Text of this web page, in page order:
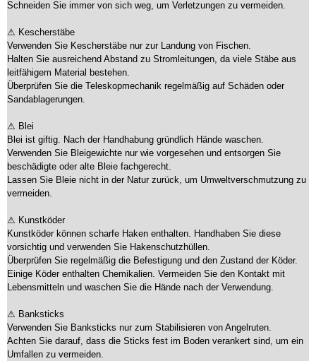
Schneiden Sie immer von sich weg, um Verletzungen zu vermeiden.
⚠ Kescherstäbe
Verwenden Sie Kescherstäbe nur zur Landung von Fischen.
Halten Sie ausreichend Abstand zu Stromleitungen, da viele Stäbe aus
leitfähigem Material bestehen.
Überprüfen Sie die Teleskopmechanik regelmäßig auf Schäden oder
Sandablagerungen.
⚠ Blei
Blei ist giftig. Nach der Handhabung gründlich Hände waschen.
Verwenden Sie Bleigewichte nur wie vorgesehen und entsorgen Sie
beschädigte oder alte Bleie fachgerecht.
Lassen Sie Bleie nicht in der Natur zurück, um Umweltverschmutzung zu
vermeiden.
⚠ Kunstköder
Kunstköder können scharfe Haken enthalten. Handhaben Sie diese
vorsichtig und verwenden Sie Hakenschutzhüllen.
Überprüfen Sie regelmäßig die Befestigung und den Zustand der Köder.
Einige Köder enthalten Chemikalien. Vermeiden Sie den Kontakt mit
Lebensmitteln und waschen Sie die Hände nach der Verwendung.
⚠ Banksticks
Verwenden Sie Banksticks nur zum Stabilisieren von Angelruten.
Achten Sie darauf, dass die Sticks fest im Boden verankert sind, um ein
Umfallen zu vermeiden.